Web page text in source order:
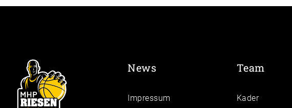
News
Impressum
Team
Kader